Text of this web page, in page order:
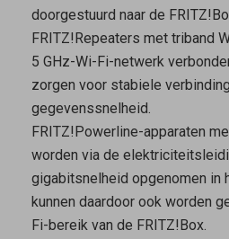
doorgestuurd naar de
FRITZ!Repeaters met triband
5 GHz-Wi-Fi-netwerk
zorgen voor stabiele
gegevenssnelheid.
FRITZ!Powerline-apparaten
worden via de
gigabitsnelheid opgenomen in
kunnen daardoor ook worden
Fi-bereik van de FRITZ!Box.